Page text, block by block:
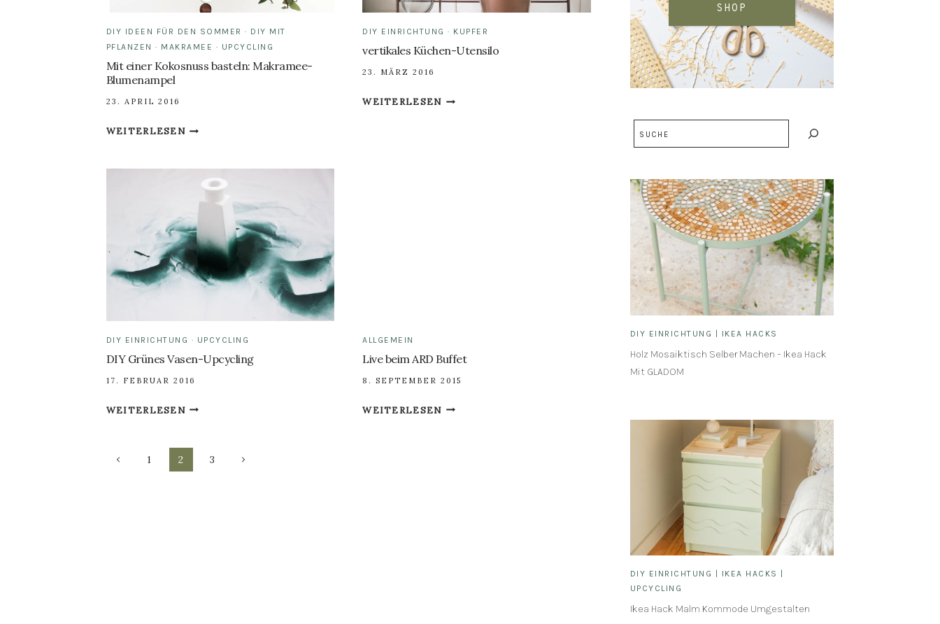
DIY IDEEN FÜR DEN SOMMER · DIY MIT
PFLANZEN · MAKRAMEE · UPCYCLING
Mit einer Kokosnuss basteln: Makramee-
Blumenampel
23. APRIL 2016
WEITERLESENMIT
BASTELN:
MAKRAMEE-
BLUMENAMPEL
DIY EINRICHTUNG · KUPFER
vertikales Küchen-Utensilo
23. MÄRZ 2016
WEITERLESENVERTIKALES
DIY EINRICHTUNG · UPCYCLING
DIY Grünes Vasen-Upcycling
17. FEBRUAR 2016
WEITERLESENDIY
UPCYCLING
ALLGEMEIN
Live beim ARD Buffet
8. SEPTEMBER 2015
WEITERLESENLIVE
Seitennavigation
Vorherige
1 2 3
Nächste
SHOP
DIY EINRICHTUNG | IKEA HACKS
Holz Mosaiktisch Selber Machen – Ikea Hack
Mit GLADOM
DIY EINRICHTUNG | IKEA HACKS |
UPCYCLING
Ikea Hack Malm Kommode Umgestalten